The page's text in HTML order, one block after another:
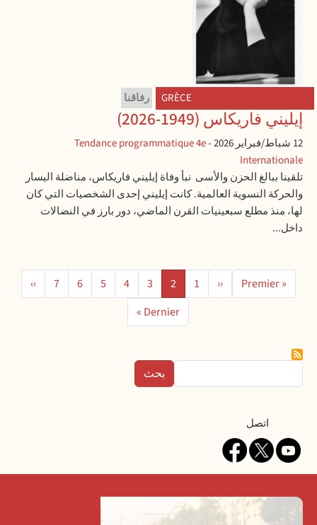
GRÈCE رفاقنا
إيليني فاريكاس (1949-2026)
12 شباط/فبراير 2026 -
Tendance programmatique 4e
Internationale
تلقينا ببالغ الحزن والأسى نبأ وفاة إيليني فاريكاس، مناضلة اليسار
والحركة النسوية العالمية. كانت إيليني إحدى الشخصيات التي كان
لها، منذ مطلع سبعينيات القرن الماضي، دور بارز في النضالات
داخل...
ترقيم الصفحات
الصفحة الأولى
« Premier الصفحة السابقة
‹‹ الصفحة
1 الصفحة
2 الصفحة
3 الصفحة
4 الصفحة
5 الصفحة
6 الصفحة
7 الصفحة
››
الصفحة الأخيرة
Dernier »
Contactاتصل